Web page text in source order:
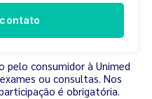
pelo consumidor à Unimed
ou consultas. Nos
é obrigatória.